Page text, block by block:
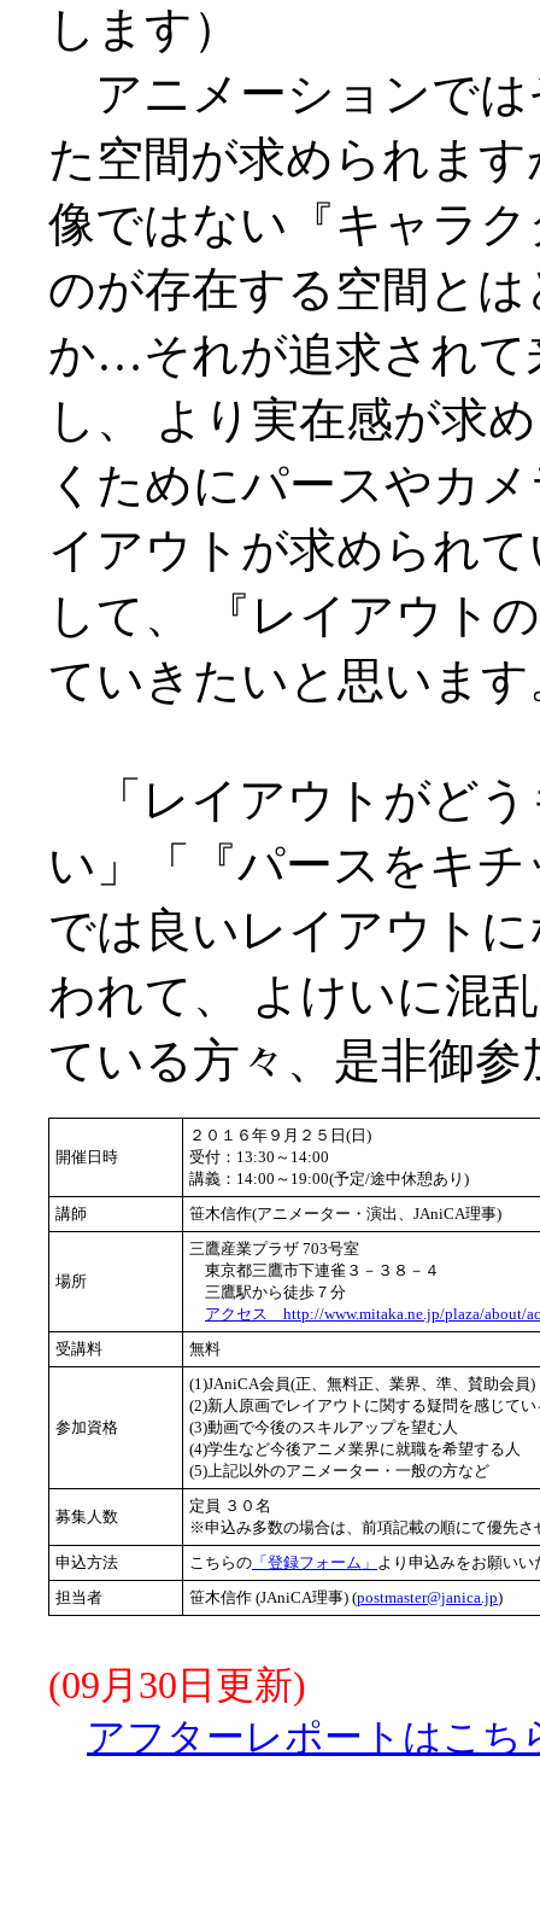
します）
アニメーションでは
た空間が求められま
像ではない『キャラ
のが存在する空間と
か…それが追求されて
し、 より実在感が求
くためにパースやカ
イアウトが求められ
して、 『レイアウト
ていきたいと思います
「レイアウトがどう
い」「『パースをキ
では良いレイアウト
われて、 よけいに混
ている方々、是非御参
開催日時
２０１６年９月２５日(日)
受付：13:30～14:00
講義：14:00～19:00(予定/途中休憩あり)
講師
笹木信作(アニメーター・演出、JAniCA理事)
場所
三鷹産業プラザ 703号室
東京都三鷹市下連雀３－３８－４
三鷹駅から徒歩７分
アクセス http://www.mitaka.ne.jp/plaza/about/
受講料
無料
参加資格
(1)JAniCA会員(正、無料正、業界、準、賛助会員)
(2)新人原画でレイアウトに関する疑問を感じてい
(3)動画で今後のスキルアップを望む人
(4)学生など今後アニメ業界に就職を希望する人
(5)上記以外のアニメーター・一般の方など
募集人数
定員 ３０名
※申込み多数の場合は、前項記載の順にて優先さ
申込方法
こちらの 「登録フォーム」 より申込みをお願いい
担当者
笹木信作 (JAniCA理事) (postmaster@janica.jp)
(09月30日更新)
アフターレポートはこち